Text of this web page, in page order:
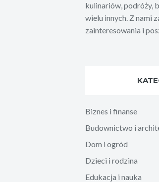
kulinariów, podróży,
wielu innych. Z nami
zainteresowania i
Biznes i finanse
Budownictwo i
Dom i ogród
Dzieci i rodzina
Edukacja i nauka